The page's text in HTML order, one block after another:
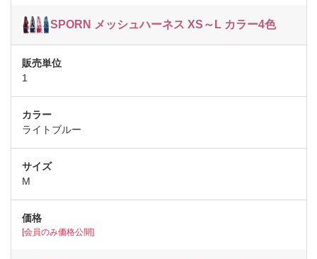
SPORN メッシュハーネス XS～L カラー4色
1
ライトブルー
M
[会員のみ価格公開]